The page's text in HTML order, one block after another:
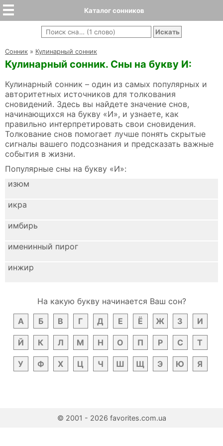
Каталог сонников
Cонник » Кулинарный сонник
Кулинарный сонник. Сны на букву И:
Кулинарный сонник – один из самых популярных и
авторитетных источников для толкования
сновидений. Здесь вы найдете значение снов,
начинающихся на букву «И», и узнаете, как
правильно интерпретировать свои сновидения.
Толкование снов помогает лучше понять скрытые
сигналы вашего подсознания и предсказать важные
события в жизни.
Популярные сны на букву «И»:
изюм
икра
имбирь
именинный пирог
инжир
На какую букву начинается Ваш сон?
А
Б В Г Д Е Ё Ж З И
Й К Л М Н О П Р С Т
У Ф Х Ц Ч Ш Щ Э Ю Я
© 2001 - 2026 favorites.com.ua